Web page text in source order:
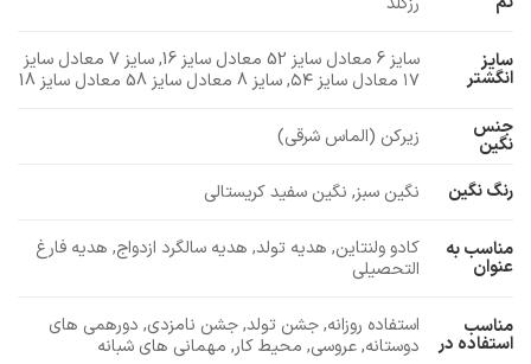
سایز
انگشتر
سایز 6 معادل سایز 52 معادل سایز 16, سایز 7 معادل سایز
۱۷ معادل سایز ۵۴, سایز 8 معادل سایز 58 معادل سایز 18
جنس
نگین زیرکن (الماس شرقی)
رنگ نگین نگین سبز, نگین سفید کریستالی
مناسب به
عنوان
کادو ولنتاین, هدیه تولد, هدیه سالگرد ازدواج, هدیه فارغ
التحصیلی
مناسب
استفاده در
استفاده روزانه, جشن تولد, جشن نامزدی, دورهمی های
دوستانه, عروسی, محیط کار, مهمانی های شبانه